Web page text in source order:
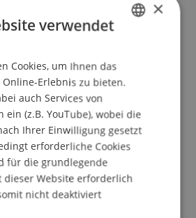
26
×
verwendet
Cookies, um Ihnen das
Online-Erlebnis zu bieten.
auch Services von
ein (z.B. YouTube), wobei die
Ihrer Einwilligung gesetzt
erforderliche Cookies
für die grundlegende
dieser Website erforderlich
nicht deaktiviert